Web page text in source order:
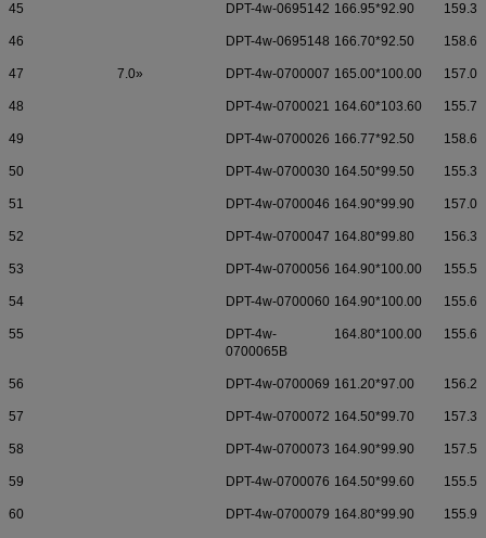
45 DPT-4w-0695142 166.95*92.90
46 DPT-4w-0695148 166.70*92.50
47 7.0» DPT-4w-0700007 165.00*100.00
48 DPT-4w-0700021 164.60*103.60
49 DPT-4w-0700026 166.77*92.50
50 DPT-4w-0700030 164.50*99.50
51 DPT-4w-0700046 164.90*99.90
52 DPT-4w-0700047 164.80*99.80
53 DPT-4w-0700056 164.90*100.00
54 DPT-4w-0700060 164.90*100.00
55
DPT-4w-
0700065B
164.80*100.00
56 DPT-4w-0700069 161.20*97.00
57 DPT-4w-0700072 164.50*99.70
58 DPT-4w-0700073 164.90*99.90
59 DPT-4w-0700076 164.50*99.60
60 DPT-4w-0700079 164.80*99.90